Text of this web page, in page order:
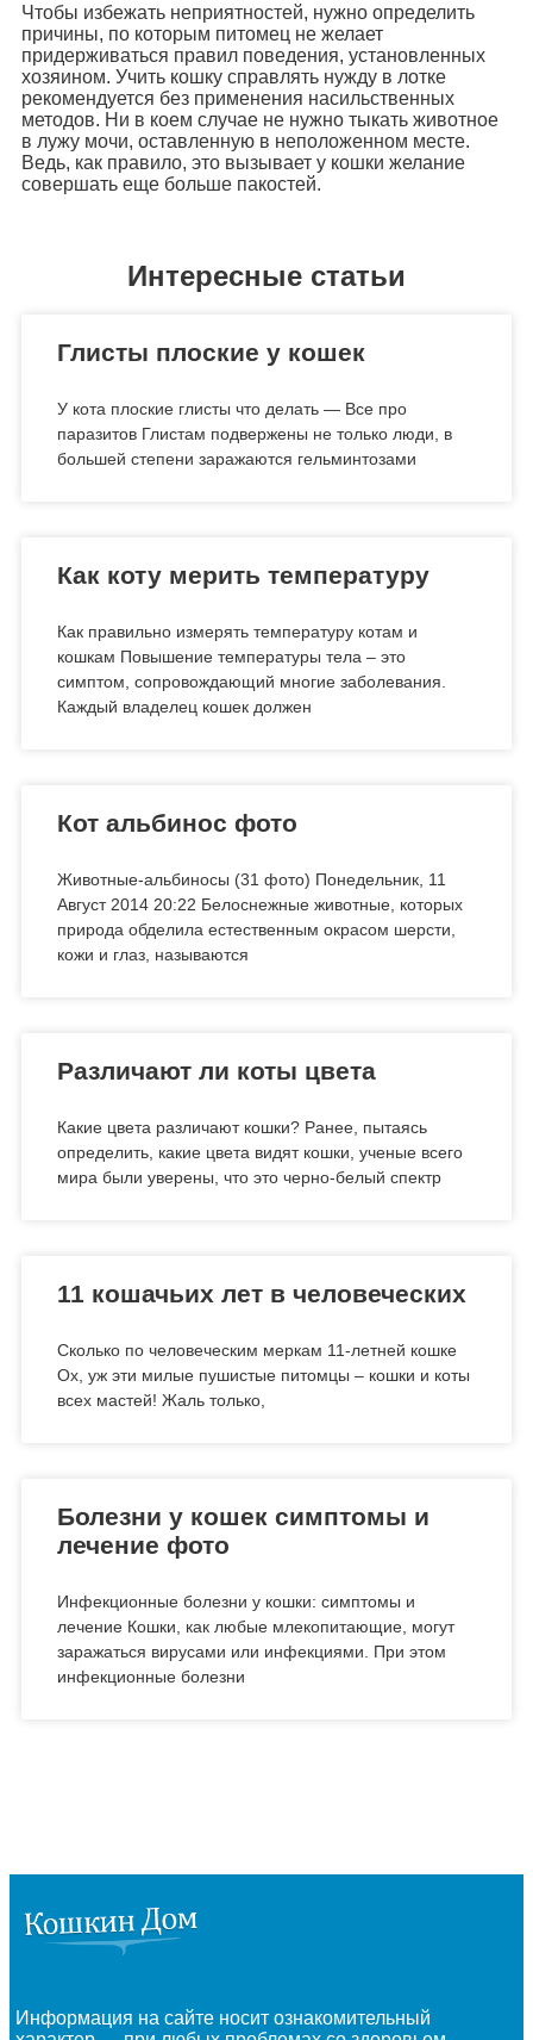
Чтобы избежать неприятностей, нужно определить
причины, по которым питомец не желает
придерживаться правил поведения, установленных
хозяином. Учить кошку справлять нужду в лотке
рекомендуется без применения насильственных
методов. Ни в коем случае не нужно тыкать животное
в лужу мочи, оставленную в неположенном месте.
Ведь, как правило, это вызывает у кошки желание
совершать еще больше пакостей.
Интересные статьи
Глисты плоские у кошек
У кота плоские глисты что делать — Все про
паразитов Глистам подвержены не только люди, в
большей степени заражаются гельминтозами
Как коту мерить температуру
Как правильно измерять температуру котам и
кошкам Повышение температуры тела – это
симптом, сопровождающий многие заболевания.
Каждый владелец кошек должен
Кот альбинос фото
Животные-альбиносы (31 фото) Понедельник, 11
Август 2014 20:22 Белоснежные животные, которых
природа обделила естественным окрасом шерсти,
кожи и глаз, называются
Различают ли коты цвета
Какие цвета различают кошки? Ранее, пытаясь
определить, какие цвета видят кошки, ученые всего
мира были уверены, что это черно-белый спектр
11 кошачьих лет в человеческих
Сколько по человеческим меркам 11-летней кошке
Ох, уж эти милые пушистые питомцы – кошки и коты
всех мастей! Жаль только,
Болезни у кошек симптомы и
лечение фото
Инфекционные болезни у кошки: симптомы и
лечение Кошки, как любые млекопитающие, могут
заражаться вирусами или инфекциями. При этом
инфекционные болезни
Информация на сайте носит ознакомительный